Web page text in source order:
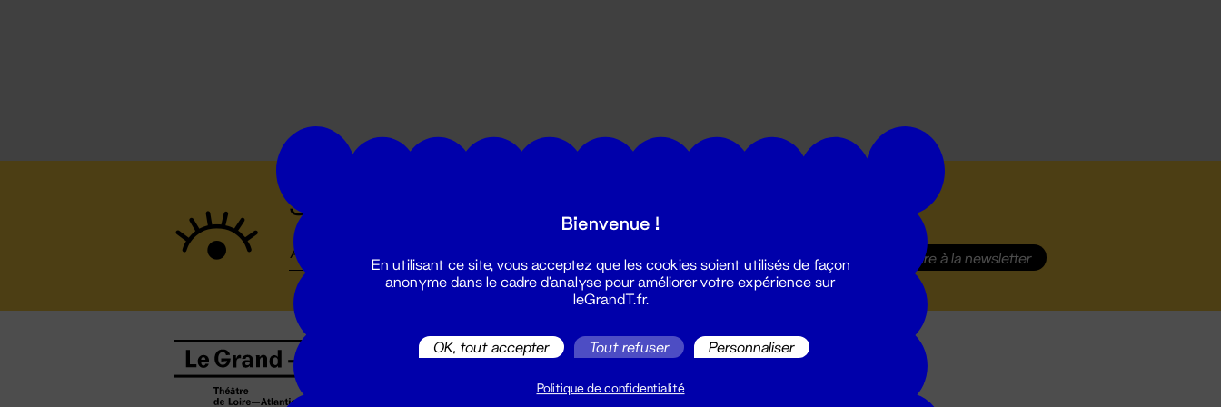
Suivez toutes les actualités du Grand T :
S'inscrire à la newsletter
Billetterie
billetterie@leGrandT.fr
Bienvenue !
En utilisant ce site, vous acceptez que les cookies soient utilisés de façon
anonyme dans le cadre d'analyse pour améliorer votre expérience sur
leGrandT.fr.
OK, tout accepter Tout refuser Personnaliser
Politique de confidentialité